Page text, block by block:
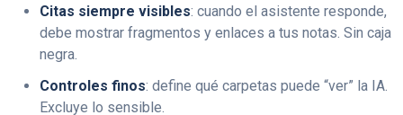
Citas siempre visibles: cuando el asistente responde,
debe mostrar fragmentos y enlaces a tus notas. Sin caja
negra.
Controles finos: define qué carpetas puede “ver” la IA.
Excluye lo sensible.